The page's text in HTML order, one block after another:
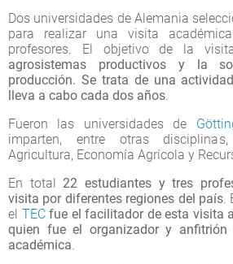
Dos universidades de Alemania
para realizar una visita
profesores. El objetivo de la
agrosistemas productivos y la
producción. Se trata de una
lleva a cabo cada dos años.
Fueron las universidades de
imparten, entre otras
Agricultura, Economía Agrícola y
En total 22 estudiantes y tres
visita por diferentes regiones del país.
el TEC fue el facilitador de esta visita
quien fue el organizador y anfitrión
académica.